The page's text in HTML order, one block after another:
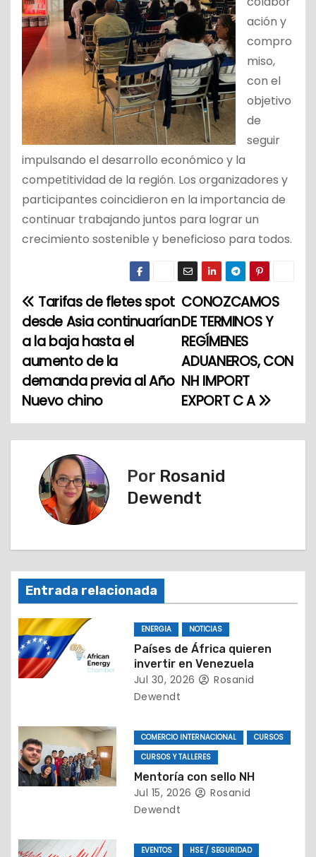
ación y
compro
miso,
con el
objetivo
de
seguir
impulsando el desarrollo económico y la
competitividad de la región. Los organizadores y
participantes coincidieron en la importancia de
continuar trabajando juntos para lograr un
crecimiento sostenible y beneficioso para todos.
N
a
v
e
g
ó
n
d
e
e
t
r
a
a
CONOZCAMOS
DE TERMINOS Y
REGÍMENES
ADUANEROS, CON
NH IMPORT
EXPORT C A
Tarifas de fletes spot
desde Asia continuarían
a la baja hasta el
aumento de la
demanda previa al Año
Nuevo chino
Por Rosanid
Dewendt
Entrada relacionada
ENERGIA NOTICIAS
Países de África quieren
invertir en Venezuela
Jul 30, 2026
Rosanid
Dewendt
COMERCIO INTERNACIONAL
CURSOS
CURSOS Y TALLERES
Mentoría con sello NH
Jul 15, 2026
Rosanid
Dewendt
EVENTOS HSE / SEGURIDAD